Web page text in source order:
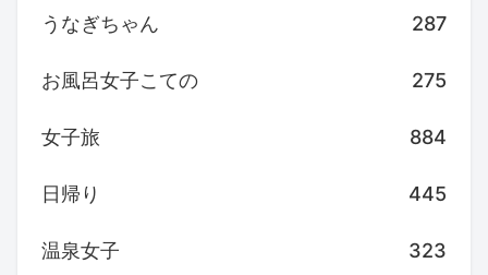
うなぎちゃん 287
お風呂女子こての 275
女子旅 884
日帰り 445
温泉女子 323